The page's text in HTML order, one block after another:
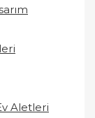
Aletleri